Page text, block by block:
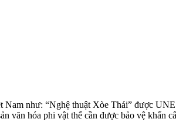
như: “Nghệ thuật Xòe Thái” được
văn hóa phi vật thể cần được bảo vệ khẩn